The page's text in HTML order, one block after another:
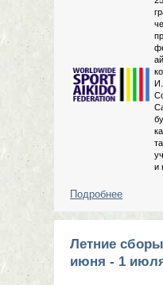
и
Подробнее
Сан-
Летние
июня - 1 июля